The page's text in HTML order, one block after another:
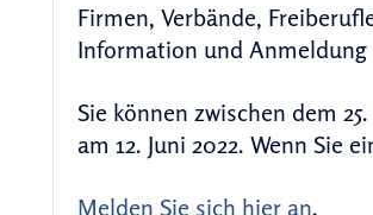
Firmen,
Information und Anmeldung
Sie können zwischen dem
am 12. Juni 2022. Wenn Sie
Melden Sie sich hier an.